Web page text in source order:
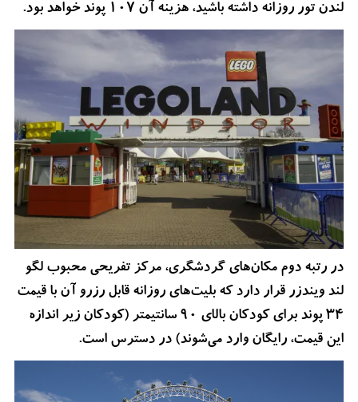
لندن تور روزانه داشته باشید، هزینه آن 107 پوند خواهد بود.
در رتبه دوم مکان‌های گردشگری، مرکز تفریحی محبوب لگو
لند ویندزر قرار دارد که بلیت‌های روزانه قابل رزرو آن با قیمت
34 پوند برای کودکان بالای 90 سانتیمتر (کودکان زیر اندازه
این قیمت، رایگان وارد می‌شوند) در دسترس است.